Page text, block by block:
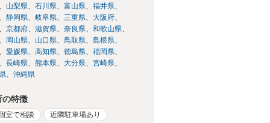
山梨県
石川県 富山県
福井県
静岡県
岐阜県 三重県
大阪府
京都府
滋賀県 奈良県
和歌山県
岡山県
山口県 鳥取県
島根県
愛媛県
高知県 徳島県
福岡県
長崎県
熊本県 大分県
宮崎県
沖縄県
の特徴
室で相談 近隣駐車場あり